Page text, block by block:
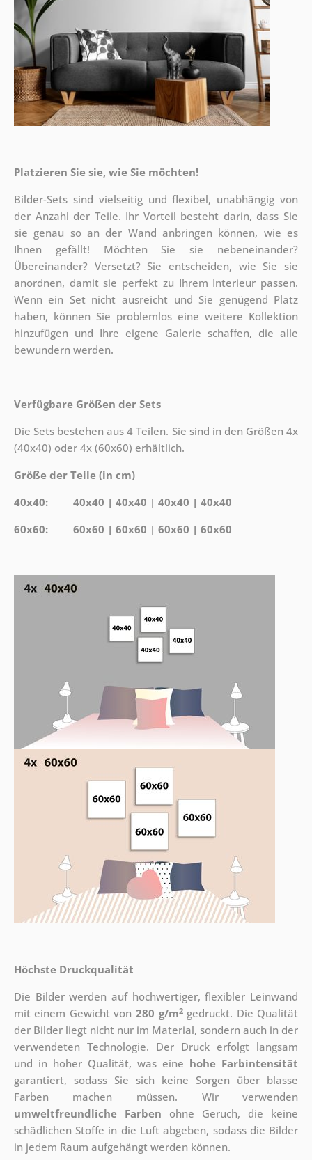
Platzieren Sie sie, wie Sie möchten!
Bilder-Sets sind vielseitig und flexibel, unabhängig von
der Anzahl der Teile. Ihr Vorteil besteht darin, dass Sie
sie genau so an der Wand anbringen können, wie es
Ihnen gefällt! Möchten Sie sie nebeneinander?
Übereinander? Versetzt? Sie entscheiden, wie Sie sie
anordnen, damit sie perfekt zu Ihrem Interieur passen.
Wenn ein Set nicht ausreicht und Sie genügend Platz
haben, können Sie problemlos eine weitere Kollektion
hinzufügen und Ihre eigene Galerie schaffen, die alle
bewundern werden.
Verfügbare Größen der Sets
Die Sets bestehen aus 4 Teilen. Sie sind in den Größen 4x
(40x40) oder 4x (60x60) erhältlich.
Größe der Teile (in cm)
40x40: 40x40 | 40x40 | 40x40 | 40x40
60x60: 60x60 | 60x60 | 60x60 | 60x60
Höchste Druckqualität
Die Bilder werden auf hochwertiger, flexibler Leinwand
mit einem Gewicht von 280 g/m2gedruckt. Die Qualität
der Bilder liegt nicht nur im Material, sondern auch in der
verwendeten Technologie. Der Druck erfolgt langsam
und in hoher Qualität, was eine hohe Farbintensität
garantiert, sodass Sie sich keine Sorgen über blasse
Farben machen müssen. Wir verwenden
umweltfreundliche Farben ohne Geruch, die keine
schädlichen Stoffe in die Luft abgeben, sodass die Bilder
in jedem Raum aufgehängt werden können.